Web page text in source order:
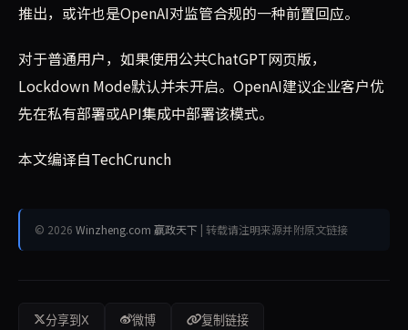
推出，或许也是OpenAI对监管合规的一种前置回应。
对于普通用户，如果使用公共ChatGPT网页版，
Lockdown Mode默认并未开启。OpenAI建议企业客户优
先在私有部署或API集成中部署该模式。
本文编译自TechCrunch
© 2026 Winzheng.com 赢政天下 | 转载请注明来源并附原文链接
分享到X 微博 复制链接